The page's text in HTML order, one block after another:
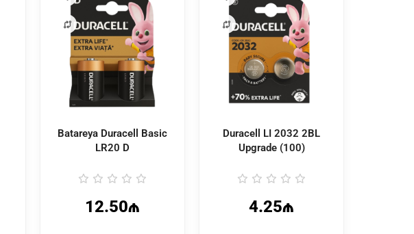
Batareya Duracell Basic
LR20 D
12.50₼
Duracell LI 2032 2BL
Upgrade (100)
4.25₼